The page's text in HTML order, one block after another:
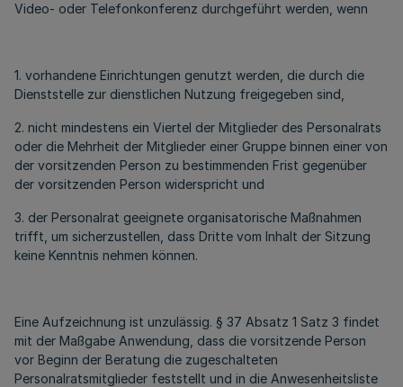
Video- oder Telefonkonferenz durchgeführt werden, wenn
1. vorhandene Einrichtungen genutzt werden, die durch die
Dienststelle zur dienstlichen Nutzung freigegeben sind,
2. nicht mindestens ein Viertel der Mitglieder des Personalrats
oder die Mehrheit der Mitglieder einer Gruppe binnen einer von
der vorsitzenden Person zu bestimmenden Frist gegenüber
der vorsitzenden Person widerspricht und
3. der Personalrat geeignete organisatorische Maßnahmen
trifft, um sicherzustellen, dass Dritte vom Inhalt der Sitzung
keine Kenntnis nehmen können.
Eine Aufzeichnung ist unzulässig. § 37 Absatz 1 Satz 3 findet
mit der Maßgabe Anwendung, dass die vorsitzende Person
vor Beginn der Beratung die zugeschalteten
Personalratsmitglieder feststellt und in die Anwesenheitsliste